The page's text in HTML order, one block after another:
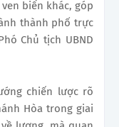
biển khác, góp
thành phố trực
Chủ tịch UBND
chiến lược rõ
Hòa trong giai